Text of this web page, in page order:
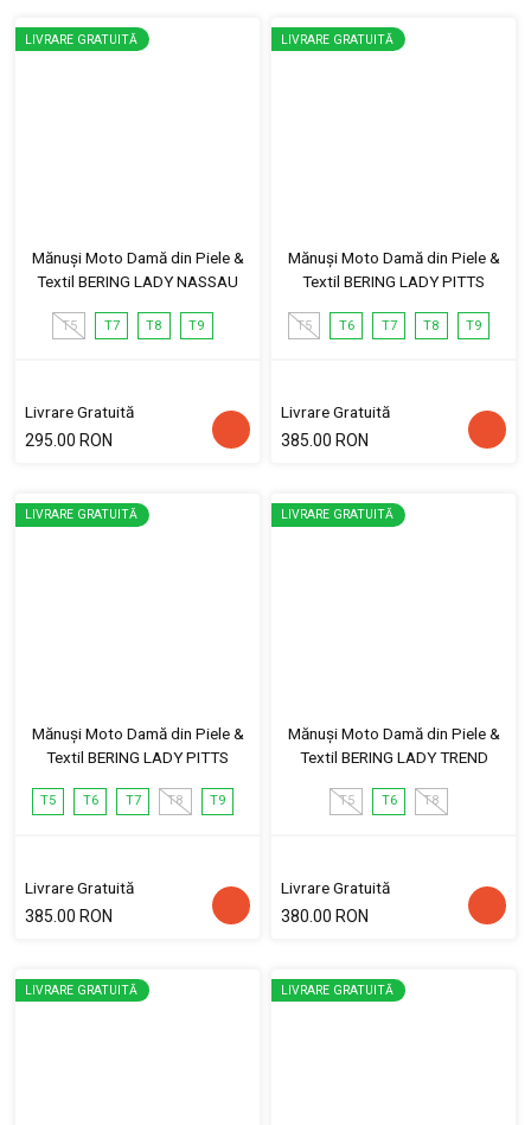
LIVRARE GRATUITĂ
Mănuși Moto Damă din Piele &
Textil BERING LADY NASSAU
T5 T7 T8 T9
Livrare Gratuită
295.00 RON
LIVRARE GRATUITĂ
Mănuși Moto Damă din Piele &
Textil BERING LADY PITTS
T5 T6 T7 T8 T9
Livrare Gratuită
385.00 RON
LIVRARE GRATUITĂ
Mănuși Moto Damă din Piele &
Textil BERING LADY PITTS
T5 T6 T7 T8 T9
Livrare Gratuită
385.00 RON
LIVRARE GRATUITĂ
Mănuși Moto Damă din Piele &
Textil BERING LADY TREND
T5 T6 T8
Livrare Gratuită
380.00 RON
LIVRARE GRATUITĂ LIVRARE GRATUITĂ